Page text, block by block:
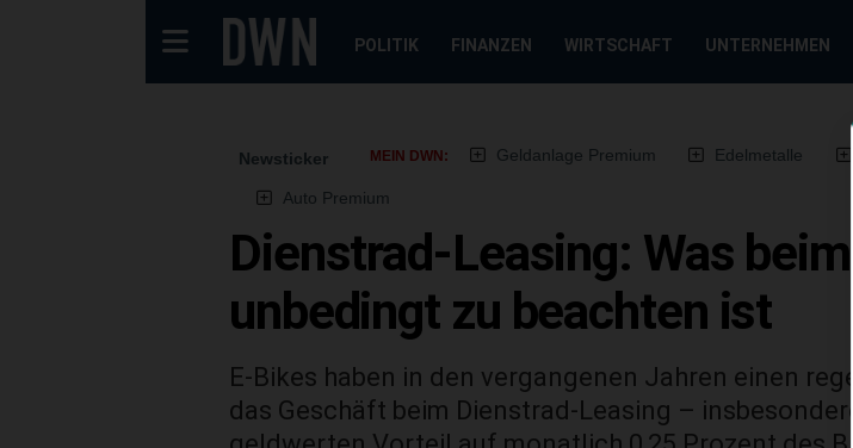
POLITIK FINANZEN WIRTSCHAFT UNTERNEHMEN
Newsticker MEIN DWN: Geldanlage Premium Edelmetalle
Auto Premium
Dienstrad-Leasing: Was
unbedingt zu beachten ist
E-Bikes haben in den vergangenen Jahren einen
das Geschäft beim Dienstrad-Leasing –